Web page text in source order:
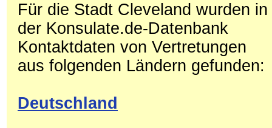
Für die Stadt Cleveland wurden in
der Konsulate.de-Datenbank
Kontaktdaten von Vertretungen
aus folgenden Ländern gefunden:
Deutschland